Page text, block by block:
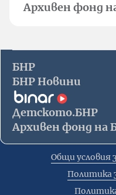
Архивен фонд
БНР
БНР Новини
Детското.БНР
Архивен фонд на
Общи условия
Политика